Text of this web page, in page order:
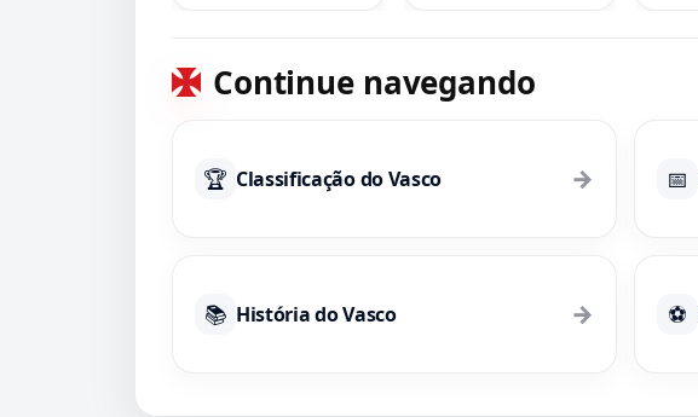
Continue navegando
🏆 Classificação do Vasco → 📅
📚 História do Vasco → ⚽